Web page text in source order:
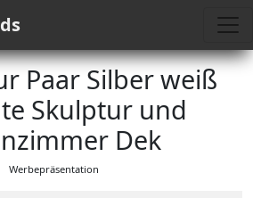
Paar Silber weiß
Skulptur und
Dek
Werbepräsentation